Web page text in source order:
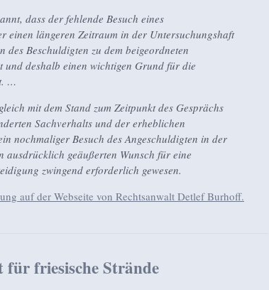
dass der fehlende Besuch eines
einen längeren Zeitraum in der Untersuchungshaft
des Beschuldigten zu dem beigeordneten
und deshalb einen wichtigen Grund für die
…
mit dem Stand zum Zeitpunkt des Gesprächs
Sachverhalts und der erheblichen
nochmaliger Besuch des Angeschuldigten in der
ausdrücklich geäußerten Wunsch für eine
zwingend erforderlich gewesen.
auf der Webseite von Rechtsanwalt Detlef Burhoff.
für friesische Strände